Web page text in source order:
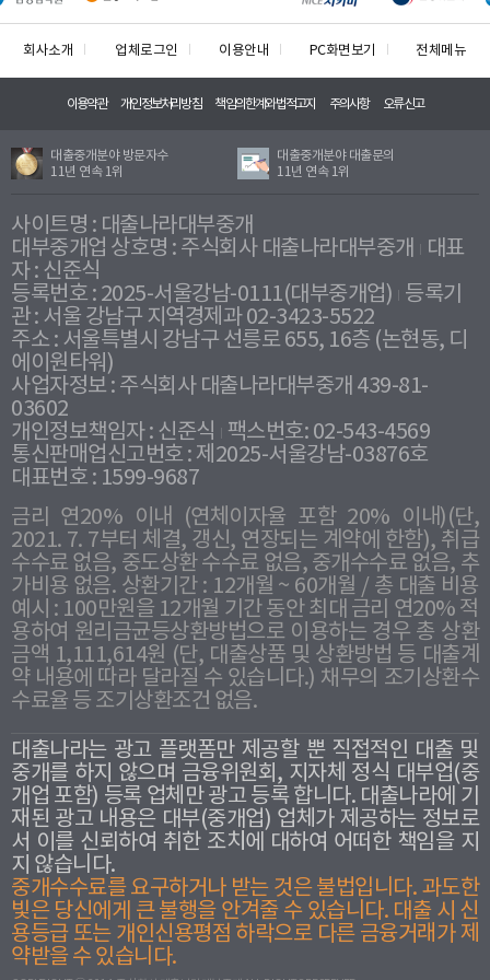
회사소개 업체로그인 이용안내 PC화면보기 전체메뉴
이용약관 개인정보처리방침 책임의한계와법적고지 주의사항 오류신고
대출중개분야 방문자수
11년 연속 1위
대출중개분야 대출문의
11년 연속 1위
사이트명 : 대출나라대부중개
대부중개업 상호명 : 주식회사 대출나라대부중개
대표
자 : 신준식
등록번호 : 2025-서울강남-0111(대부중개업) 등록기
관 : 서울 강남구 지역경제과 02-3423-5522
주소 : 서울특별시 강남구 선릉로 655, 16층 (논현동, 디
에이원타워)
사업자정보 : 주식회사 대출나라대부중개 439-81-
03602
개인정보책임자 : 신준식
팩스번호: 02-543-4569
통신판매업신고번호 : 제2025-서울강남-03876호
대표번호 : 1599-9687
금리 연20% 이내 (연체이자율 포함 20% 이내)(단,
2021. 7. 7부터 체결, 갱신, 연장되는 계약에 한함), 취급
수수료 없음, 중도상환 수수료 없음, 중개수수료 없음, 추
가비용 없음. 상환기간 : 12개월 ~ 60개월 / 총 대출 비용
예시 : 100만원을 12개월 기간 동안 최대 금리 연20% 적
용하여 원리금균등상환방법으로 이용하는 경우 총 상환
금액 1,111,614원 (단, 대출상품 및 상환방법 등 대출계
약 내용에 따라 달라질 수 있습니다.) 채무의 조기상환수
수료율 등 조기상환조건 없음.
대출나라는 광고 플랫폼만 제공할 뿐 직접적인 대출 및
중개를 하지 않으며 금융위원회, 지자체 정식 대부업(중
개업 포함) 등록 업체만 광고 등록 합니다. 대출나라에 기
재된 광고 내용은 대부(중개업) 업체가 제공하는 정보로
서 이를 신뢰하여 취한 조치에 대하여 어떠한 책임을 지
지 않습니다.
중개수수료를 요구하거나 받는 것은 불법입니다. 과도한
빛은 당신에게 큰 불행을 안겨줄 수 있습니다. 대출 시 신
용등급 또는 개인신용평점 하락으로 다른 금융거래가 제
약받을 수 있습니다.